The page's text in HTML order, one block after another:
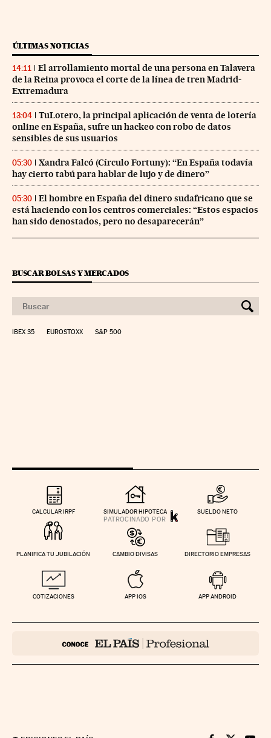
ÚLTIMAS NOTICIAS
14:11
El arrollamiento mortal de una persona en Talavera
de la Reina provoca el corte de la línea de tren Madrid-
Extremadura
13:04
TuLotero, la principal aplicación de venta de lotería
online en España, sufre un hackeo con robo de datos
sensibles de sus usuarios
05:30
Xandra Falcó (Círculo Fortuny): “En España todavía
hay cierto tabú para hablar de lujo y de dinero”
05:30
El hombre en España del dinero sudafricano que se
está haciendo con los centros comerciales: “Estos espacios
han sido denostados, pero no desaparecerán”
BUSCAR BOLSAS Y MERCADOS
IBEX 35 EUROSTOXX S&P 500
CALCULAR IRPF SIMULADOR HIPOTECA SUELDO NETO
PLANIFICA TU JUBILACIÓN CAMBIO DIVISAS DIRECTORIO EMPRESAS
COTIZACIONES APP IOS APP ANDROID